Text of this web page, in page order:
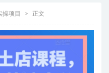
操项目 正文